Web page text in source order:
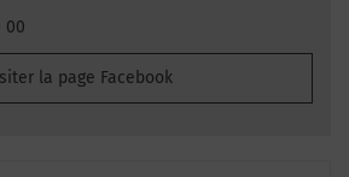
00
la page Facebook